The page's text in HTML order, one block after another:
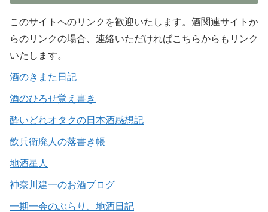
このサイトへのリンクを歓迎いたします。酒関連サイトか
らのリンクの場合、連絡いただければこちらからもリンク
いたします。
酒のきまた日記
酒のひろせ覚え書き
酔いどれオタクの日本酒感想記
飲兵衛廃人の落書き帳
地酒星人
神奈川建一のお酒ブログ
一期一会のぶらり、地酒日記